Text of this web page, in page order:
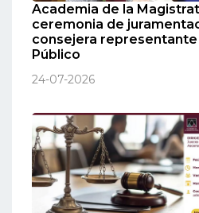
Academia de la
ceremonia de
consejera
Público
24-07-2026